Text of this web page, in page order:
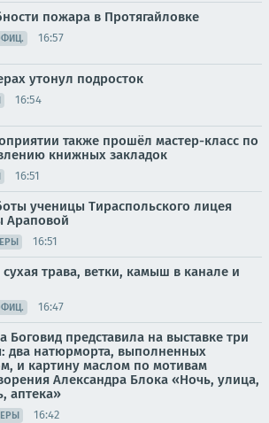
пожара в Протягайловке
16:57
утонул подросток
16:54
также прошёл мастер-класс по
книжных закладок
16:51
ученицы Тираспольского лицея
Араповой
16:51
сухая трава, ветки, камыш в канале и
16:47
Боговид представила на выставке три
два натюрморта, выполненных
и картину маслом по мотивам
Александра Блока «Ночь, улица,
аптека»
16:42